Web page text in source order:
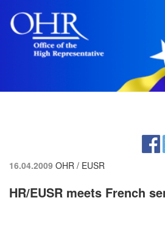
16.04.2009 OHR / EUSR
HR/EUSR meets French